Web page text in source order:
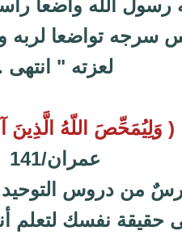
رسول الله واضعا
سرجه تواضعا لربه
لعزته " انتهى
( وَلِيُمَحِّصَ اللّهُ الَّذِينَ
عمران/141
درسٌ من دروس التوحيد
حقيقة نفسك لتعلم